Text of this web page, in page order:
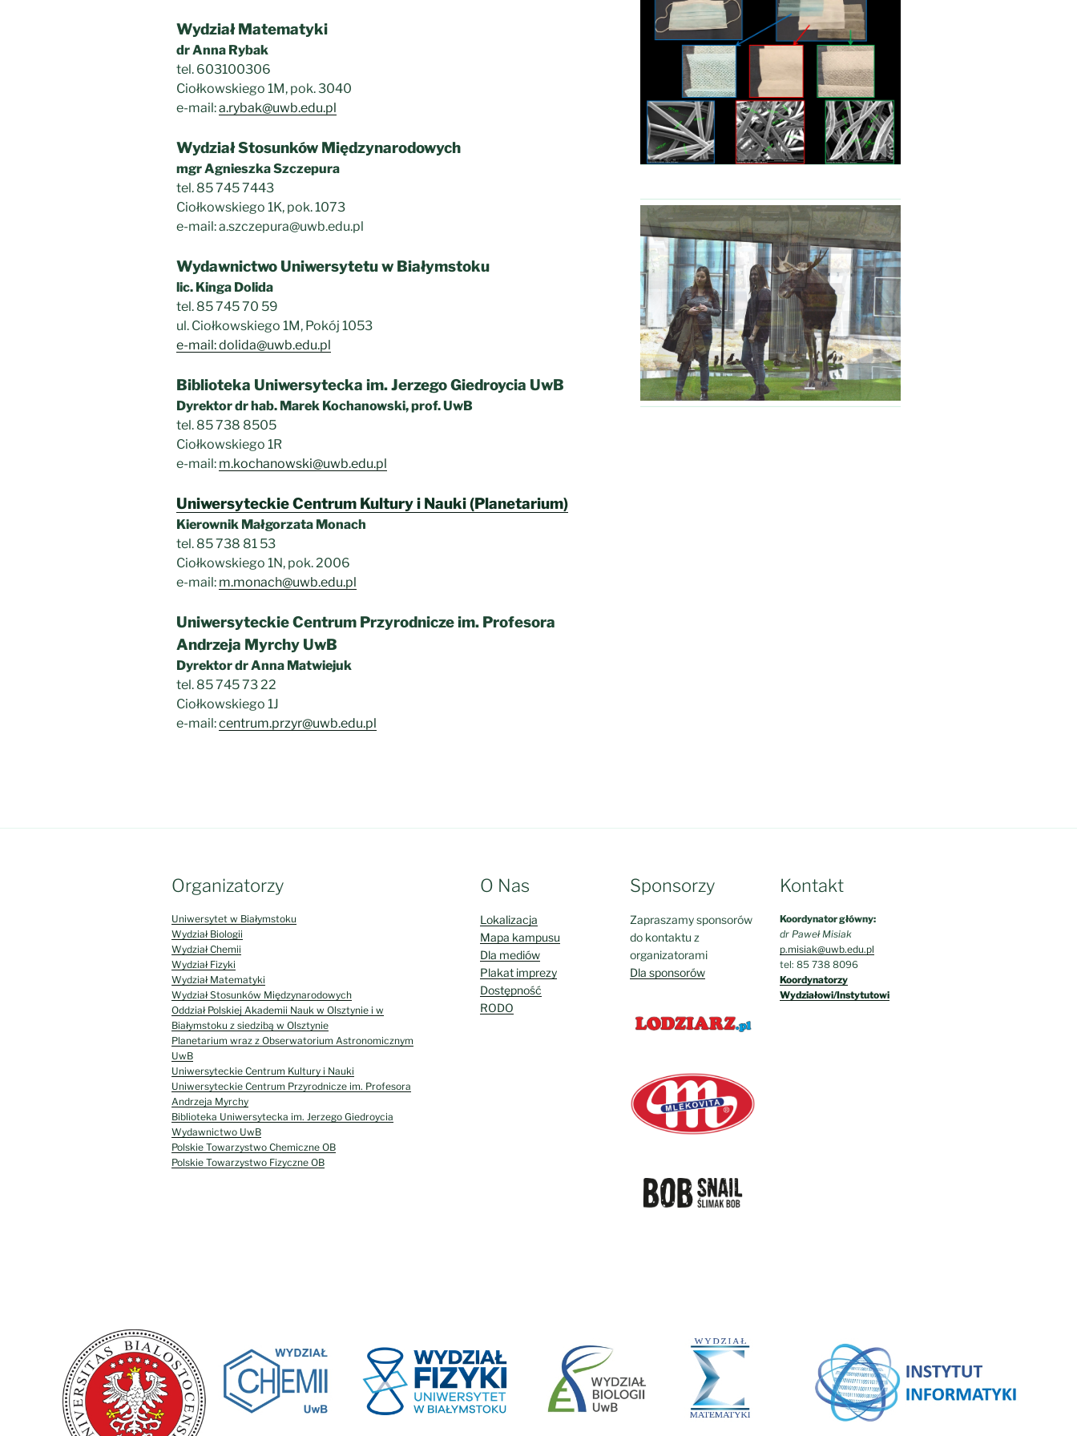
Wydział Matematyki
dr Anna Rybak
tel. 603100306
Ciołkowskiego 1M, pok. 3040
e-mail:a.rybak@uwb.edu.pl
Wydział Stosunków Międzynarodowych
mgr Agnieszka Szczepura
tel. 85 745 7443
Ciołkowskiego 1K, pok. 1073
e-mail: a.szczepura@uwb.edu.pl
Wydawnictwo Uniwersytetu w Białymstoku
lic. Kinga Dolida
tel. 85 745 70 59
ul. Ciołkowskiego 1M, Pokój 1053
e-mail: dolida@uwb.edu.pl
Biblioteka Uniwersytecka im. Jerzego Giedroycia UwB
Dyrektor dr hab. Marek Kochanowski, prof. UwB
tel. 85 738 8505
Ciołkowskiego 1R
e-mail: m.kochanowski@uwb.edu.pl
Uniwersyteckie Centrum Kultury i Nauki (Planetarium)
Kierownik Małgorzata Monach
tel. 85 738 81 53
Ciołkowskiego 1N, pok. 2006
e-mail: m.monach@uwb.edu.pl
Uniwersyteckie Centrum Przyrodnicze im. Profesora
Andrzeja Myrchy UwB
Dyrektor dr Anna Matwiejuk
tel. 85 745 73 22
Ciołkowskiego 1J
e-mail:centrum.przyr@uwb.edu.pl
Organizatorzy
Uniwersytet w Białymstoku
Wydział Biologii
Wydział Chemii
Wydział Fizyki
Wydział Matematyki
Wydział Stosunków Międzynarodowych
Oddział Polskiej Akademii Nauk w Olsztynie i w
Białymstoku z siedzibą w Olsztynie
Planetarium wraz z Obserwatorium Astronomicznym
UwB
Uniwersyteckie Centrum Kultury i Nauki
Uniwersyteckie Centrum Przyrodnicze im. Profesora
Andrzeja Myrchy
Biblioteka Uniwersytecka im. Jerzego Giedroycia
Wydawnictwo UwB
Polskie Towarzystwo Chemiczne OB
Polskie Towarzystwo Fizyczne OB
O Nas
Lokalizacja
Mapa kampusu
Dla mediów
Plakat imprezy
Dostępność
RODO
Sponsorzy
Zapraszamy sponsorów
do kontaktu z
organizatorami
Dla sponsorów
Kontakt
Koordynator główny:
dr Paweł Misiak
p.misiak@uwb.edu.pl
tel: 85 738 8096
Koordynatorzy
Wydziałowi/Instytutowi